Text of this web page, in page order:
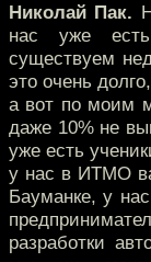
Николай Пак.
нас уже
существуем
это очень
а вот по моим
даже 10% не
уже есть
у нас в ИТМО
Бауманке, у
разработки